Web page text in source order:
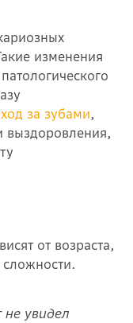
изменения
за зубами,
выздоровления,
от возраста,
сложности.
увидел